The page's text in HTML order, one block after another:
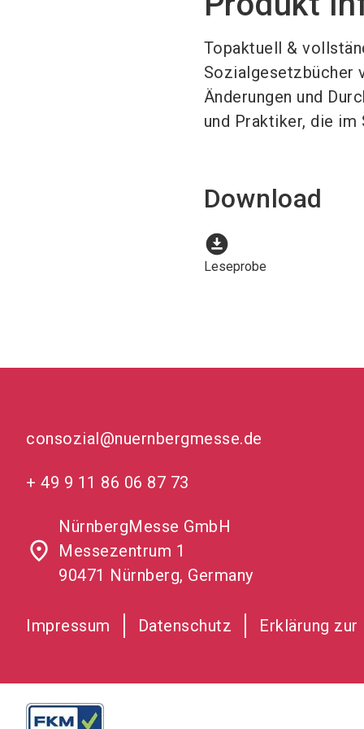
Topaktuell &
Sozialgesetzbücher
Änderungen und
und Praktiker, die
Download
download_for_offline
Leseprobe
consozial@nuernbergmesse.de
+ 49 9 11 86 06 87 73
place
NürnbergMesse GmbH
Messezentrum 1
90471 Nürnberg, Germany
Impressum Datenschutz Erklärung